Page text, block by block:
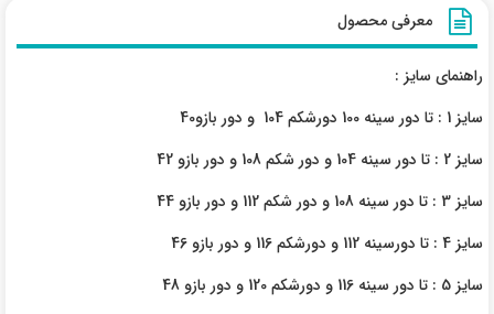
معرفی محصول
راهنمای سایز :
سایز 1 : تا دور سینه 100 دورشکم 104 و دور بازو40
سایز 2 : تا دور سینه 104 و دور شکم 108 و دور بازو 42
سایز 3 : تا دور سینه 108 و دور شکم 112 و دور بازو 44
سایز 4 : تا دورسینه 112 و دورشکم 116 و دور بازو 46
سایز 5 : تا دور سینه 116 و دورشکم 120 و دور بازو 48